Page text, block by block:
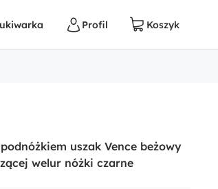
uszak Vence beżowy
welur nóżki czarne